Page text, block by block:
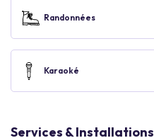
Randonnées
Karaoké
Services & Installations